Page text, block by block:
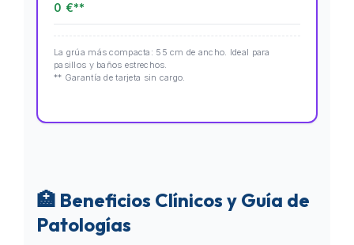
0 €**
La grúa más compacta: 55 cm de ancho. Ideal para
pasillos y baños estrechos.
** Garantía de tarjeta sin cargo.
🏥 Beneficios Clínicos y Guía de
Patologías